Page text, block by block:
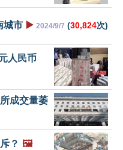
城市 ▶️ 2024/9/7 (30,824次)
人民币
成交量萎
？ 🖼️